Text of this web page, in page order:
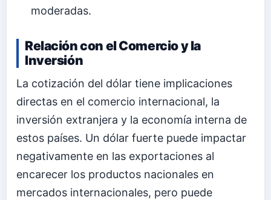
moderadas.
Relación con el Comercio y la
Inversión
La cotización del dólar tiene implicaciones
directas en el comercio internacional, la
inversión extranjera y la economía interna de
estos países. Un dólar fuerte puede impactar
negativamente en las exportaciones al
encarecer los productos nacionales en
mercados internacionales, pero puede